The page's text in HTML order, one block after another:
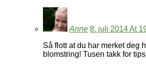
Anne 8. juli 2014 At
Så flott at du har merket deg
blomstring! Tusen takk for